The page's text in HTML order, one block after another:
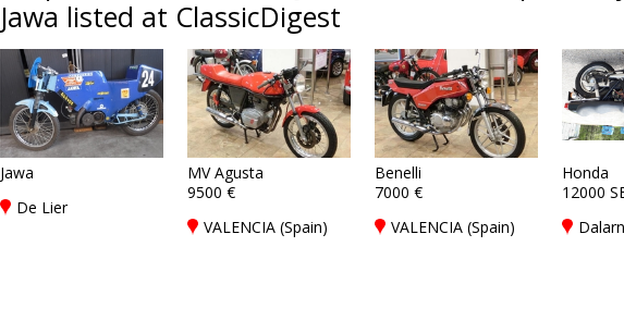
Jawa listed at ClassicDigest
Jawa
De Lier
MV Agusta
9500 €
VALENCIA (Spain)
Benelli
7000 €
VALENCIA (Spain)
Honda
12000